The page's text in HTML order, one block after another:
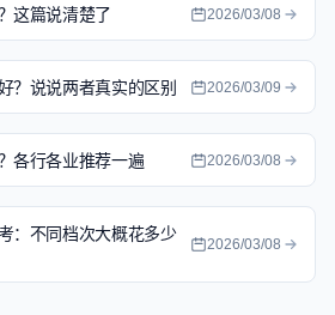
这篇说清楚了 2026/03/08
？说说两者真实的区别 2026/03/09
各行各业推荐一遍 2026/03/08
：不同档次大概花多少
2026/03/08